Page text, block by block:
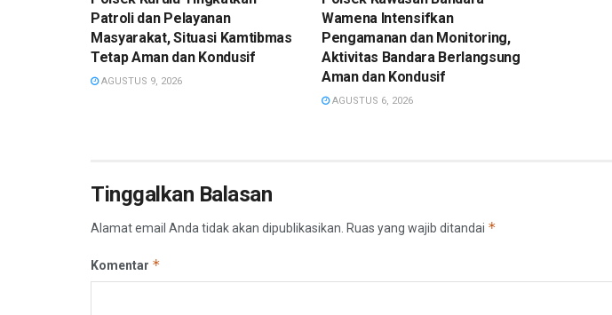
Patroli dan Pelayanan
Masyarakat, Situasi Kamtibmas
Tetap Aman dan Kondusif
AGUSTUS 9, 2026
Wamena Intensifkan
Pengamanan dan Monitoring,
Aktivitas Bandara Berlangsung
Aman dan Kondusif
AGUSTUS 6, 2026
Tinggalkan Balasan
Alamat email Anda tidak akan dipublikasikan. Ruas yang wajib ditandai *
Komentar *